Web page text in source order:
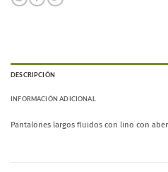
DESCRIPCIÓN
INFORMACIÓN ADICIONAL
Pantalones largos fluidos con lino con